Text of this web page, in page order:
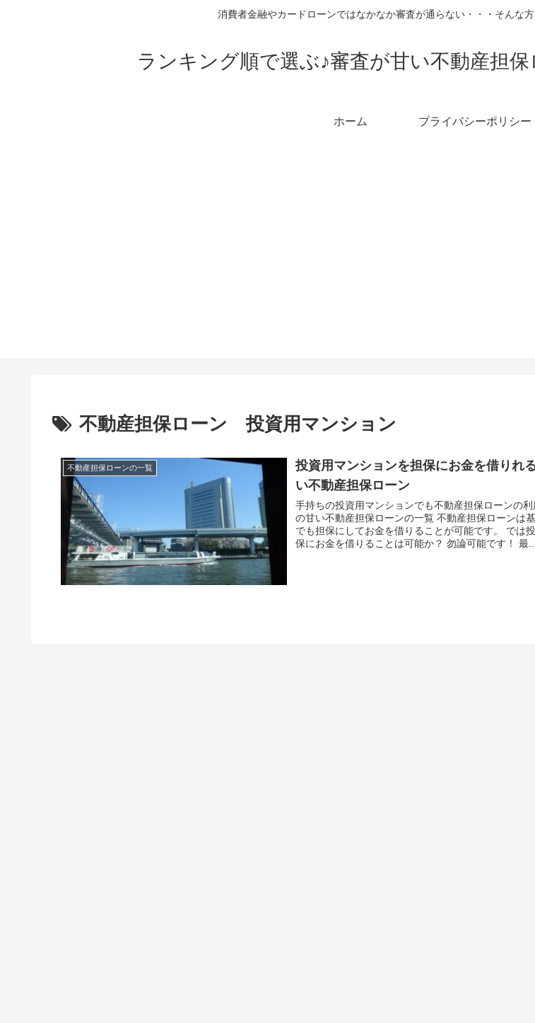
消費者金融やカードローンではなかなか審査が通らない・・・そんな
ランキング順で選ぶ♪審査が甘い不動産担
ホーム プライバシーポリシー
不動産担保ローン 投資用マンション
不動産担保ローンの一覧
投資用マンションを担保にお金を借りれ
い不動産担保ローン
手持ちの投資用マンションでも不動産担保ローンの
の甘い不動産担保ローンの一覧 不動産担保ローンは
でも担保にしてお金を借りることが可能です。 では
保にお金を借りることは可能か？ 勿論可能です！ 最...